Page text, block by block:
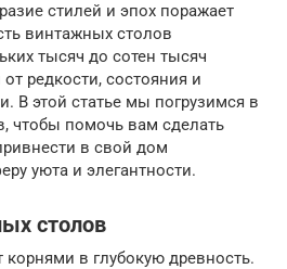
стилей и эпох поражает
винтажных столов
тысяч до сотен тысяч
редкости, состояния и
В этой статье мы погрузимся в
чтобы помочь вам сделать
в свой дом
уюта и элегантности.
столов
корнями в глубокую древность.